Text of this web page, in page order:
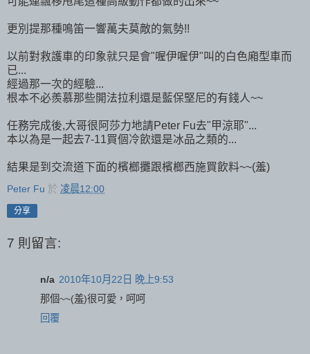
更別提那種鳴笛一響萬夫莫敵的氣勢!!
以前對救護車的印象就只是會"喔伊喔伊"叫的白色廂型車而
已...
經過那一次的經驗...
根本不必羨慕那些開法拉利還是藍保堅尼的有錢人~~
任務完成後,大哥很阿莎力地請Peter Fu去"甲涼耶"...
本以為是一起去7-11買個冷飲還是冰品之類的...
結果是到交流道下面的檳榔攤跟檳榔西施買飲料~~(羞)
Peter Fu 於 凌晨12:00
分享
7 則留言:
n/a 2010年10月22日 晚上9:53
那個~~(羞)很可愛，呵呵
回覆